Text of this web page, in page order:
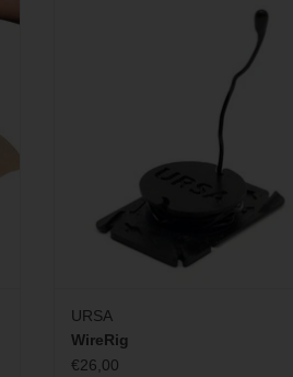
ZUM WARENKORB HINZUFÜGEN
URSA
WireRig
€26,00